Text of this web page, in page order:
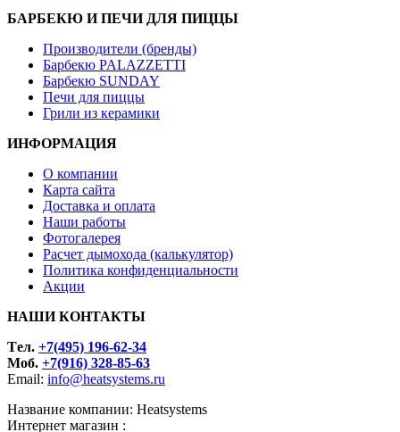
БАРБЕКЮ И ПЕЧИ ДЛЯ ПИЦЦЫ
Производители (бренды)
Барбекю PALAZZETTI
Барбекю SUNDAY
Печи для пиццы
Грили из керамики
ИНФОРМАЦИЯ
О компании
Карта сайта
Доставка и оплата
Наши работы
Фотогалерея
Расчет дымохода (калькулятор)
Политика конфиденциальности
Акции
НАШИ КОНТАКТЫ
Tел. +7(495) 196-62-34
Моб. +7(916) 328-85-63
Email: info@heatsystems.ru
Название компании: Heatsystems
Интернет магазин :